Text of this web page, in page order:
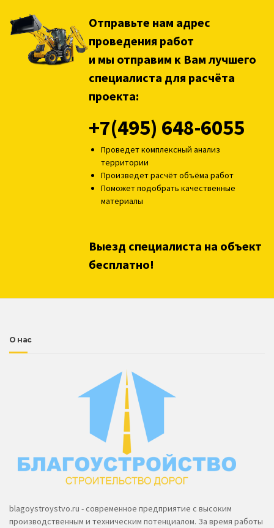
Отправьте нам адрес
проведения работ
и мы отправим к Вам лучшего
специалиста для расчёта
проекта:
+7(495) 648-6055
Проведет комплексный анализ
территории
Произведет расчёт объёма работ
Поможет подобрать качественные
материалы
Выезд специалиста на объект
бесплатно!
О нас
blagoystroystvo.ru - современное предприятие с высоким
производственным и техническим потенциалом. За время работы